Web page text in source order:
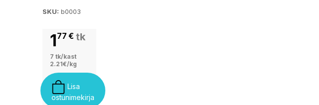
SKU: b0003
177 € tk
7 tk/kast
2.21€/kg
Lisa
ostunimekirja